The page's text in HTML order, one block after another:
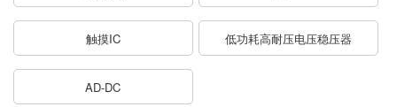
触摸IC 低功耗高耐压电压稳压器
AD-DC